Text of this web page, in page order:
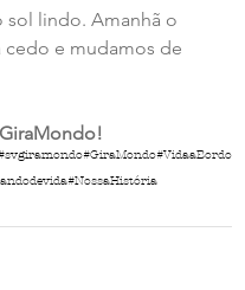
sol lindo. Amanhã o
cedo e mudamos de
#GiraMondo#VidaaBordo
#NossaHistória